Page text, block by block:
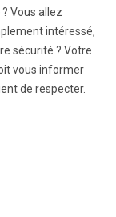
Vous allez
intéressé,
sécurité ? Votre
vous informer
de respecter.